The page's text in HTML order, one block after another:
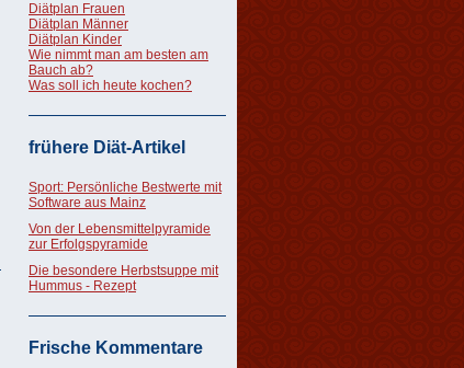
Diätplan Frauen
Diätplan Männer
Diätplan Kinder
Wie nimmt man am besten am
Bauch ab?
Was soll ich heute kochen?
frühere Diät-Artikel
Sport: Persönliche Bestwerte mit
Software aus Mainz
Von der Lebensmittelpyramide
zur Erfolgspyramide
Die besondere Herbstsuppe mit
Hummus - Rezept
Frische Kommentare